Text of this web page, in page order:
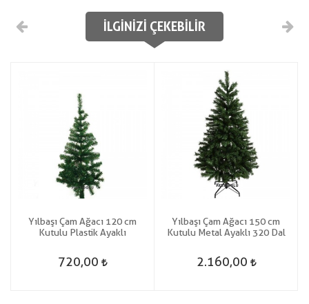
İLGINIZI ÇEKEBILIR
Yılbaşı Çam Ağacı 120 cm
Kutulu Plastik Ayaklı
720,00
Yılbaşı Çam Ağacı 150 cm
Kutulu Metal Ayaklı 320 Dal
2.160,00